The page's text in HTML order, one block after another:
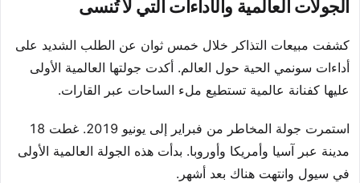
الجولات العالمية والأداءات التي لا تُنسى
كشفت مبيعات التذاكر خلال خمس ثوان عن الطلب الشديد على
أداءات سونمي الحية حول العالم. أكدت جولتها العالمية الأولى
عليها كفنانة عالمية تستطيع ملء الساحات عبر القارات.
استمرت جولة المخاطر من فبراير إلى يونيو 2019. غطت 18
مدينة عبر آسيا وأمريكا وأوروبا. بدأت هذه الجولة العالمية الأولى
في سيول وانتهت هناك بعد أشهر.